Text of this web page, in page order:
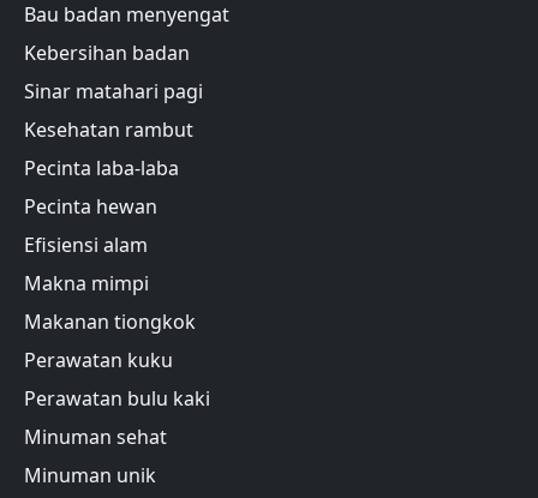
Bau badan menyengat
Kebersihan badan
Sinar matahari pagi
Kesehatan rambut
Pecinta laba-laba
Pecinta hewan
Efisiensi alam
Makna mimpi
Makanan tiongkok
Perawatan kuku
Perawatan bulu kaki
Minuman sehat
Minuman unik